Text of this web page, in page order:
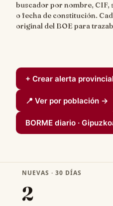
buscador por nombre, CIF,
o fecha de constitución.
original del BOE para
+ Crear alerta provincial
📍 Ver por población →
BORME diario ·
NUEVAS · 30 DÍAS
2